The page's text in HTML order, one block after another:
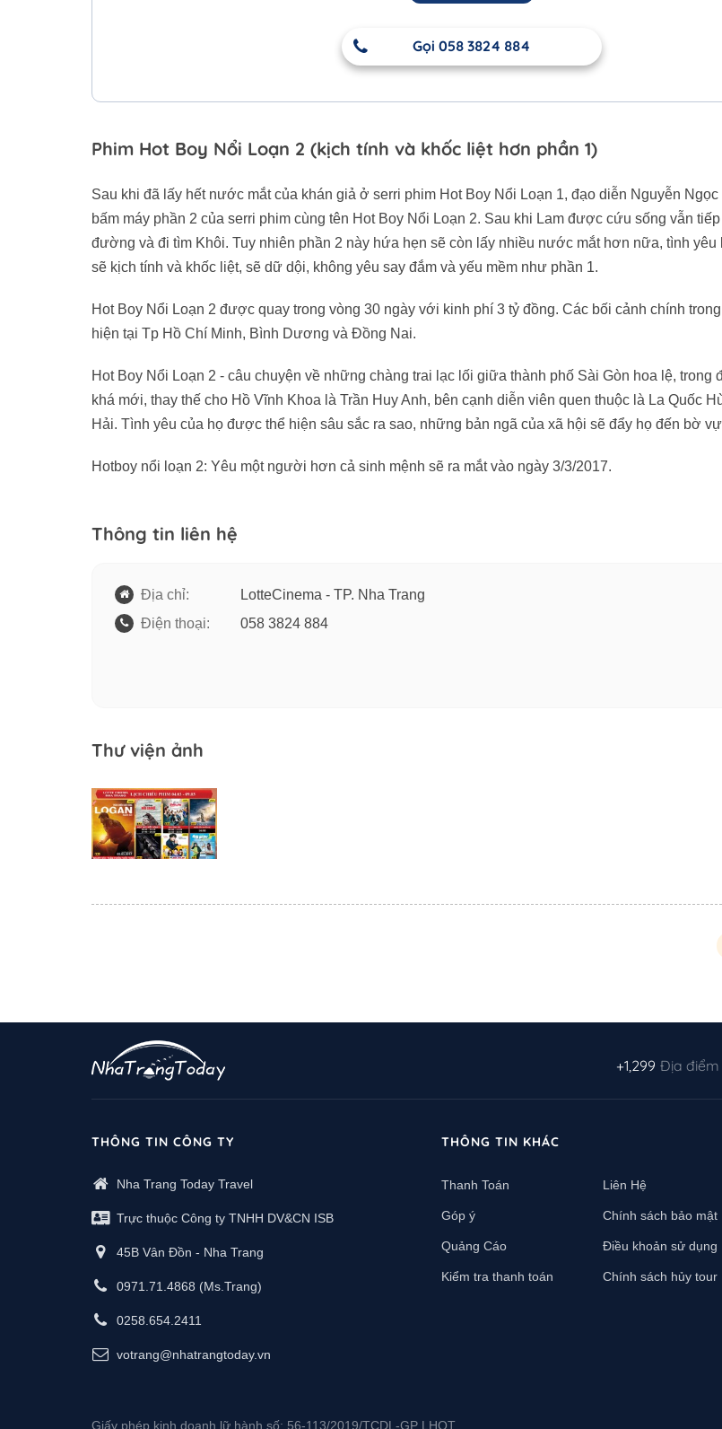
Gọi 058 3824 884
Phim Hot Boy Nổi Loạn 2 (kịch tính và khốc liệt hơn phần 1)
Sau khi đã lấy hết nước mắt của khán giả ở serri phim Hot Boy Nổi Loạn 1, đạo diễn Nguyễn
bấm máy phần 2 của serri phim cùng tên Hot Boy Nổi Loạn 2. Sau khi Lam được cứu sống vẫn
đường và đi tìm Khôi. Tuy nhiên phần 2 này hứa hẹn sẽ còn lấy nhiều nước mắt hơn nữa, tình yêu
sẽ kịch tính và khốc liệt, sẽ dữ dội, không yêu say đắm và yếu mềm như phần 1.
Hot Boy Nổi Loạn 2 được quay trong vòng 30 ngày với kinh phí 3 tỷ đồng. Các bối cảnh chính
hiện tại Tp Hồ Chí Minh, Bình Dương và Đồng Nai.
Hot Boy Nổi Loạn 2 - câu chuyện về những chàng trai lạc lối giữa thành phố Sài Gòn hoa lệ, trong
khá mới, thay thế cho Hồ Vĩnh Khoa là Trần Huy Anh, bên cạnh diễn viên quen thuộc là La Quốc
Hải. Tình yêu của họ được thể hiện sâu sắc ra sao, những bản ngã của xã hội sẽ đẩy họ đến bờ
Hotboy nổi loạn 2: Yêu một người hơn cả sinh mệnh sẽ ra mắt vào ngày 3/3/2017.
Thông tin liên hệ
Địa chỉ:
LotteCinema - TP. Nha Trang
Điện thoại:
058 3824 884
Thư viện ảnh
+1,299 Địa điểm
THÔNG TIN CÔNG TY
Nha Trang Today Travel
Trực thuộc Công ty TNHH DV&CN ISB
45B Vân Đồn - Nha Trang
0971.71.4868 (Ms.Trang)
0258.654.2411
votrang@nhatrangtoday.vn
THÔNG TIN KHÁC
Thanh Toán Liên Hệ
Góp ý Chính sách bảo mật
Quảng Cáo Điều khoản sử dụng
Kiểm tra thanh toán Chính sách hủy tour
Giấy phép kinh doanh lữ hành số: 56-113/2019/TCDL-GP LHQT